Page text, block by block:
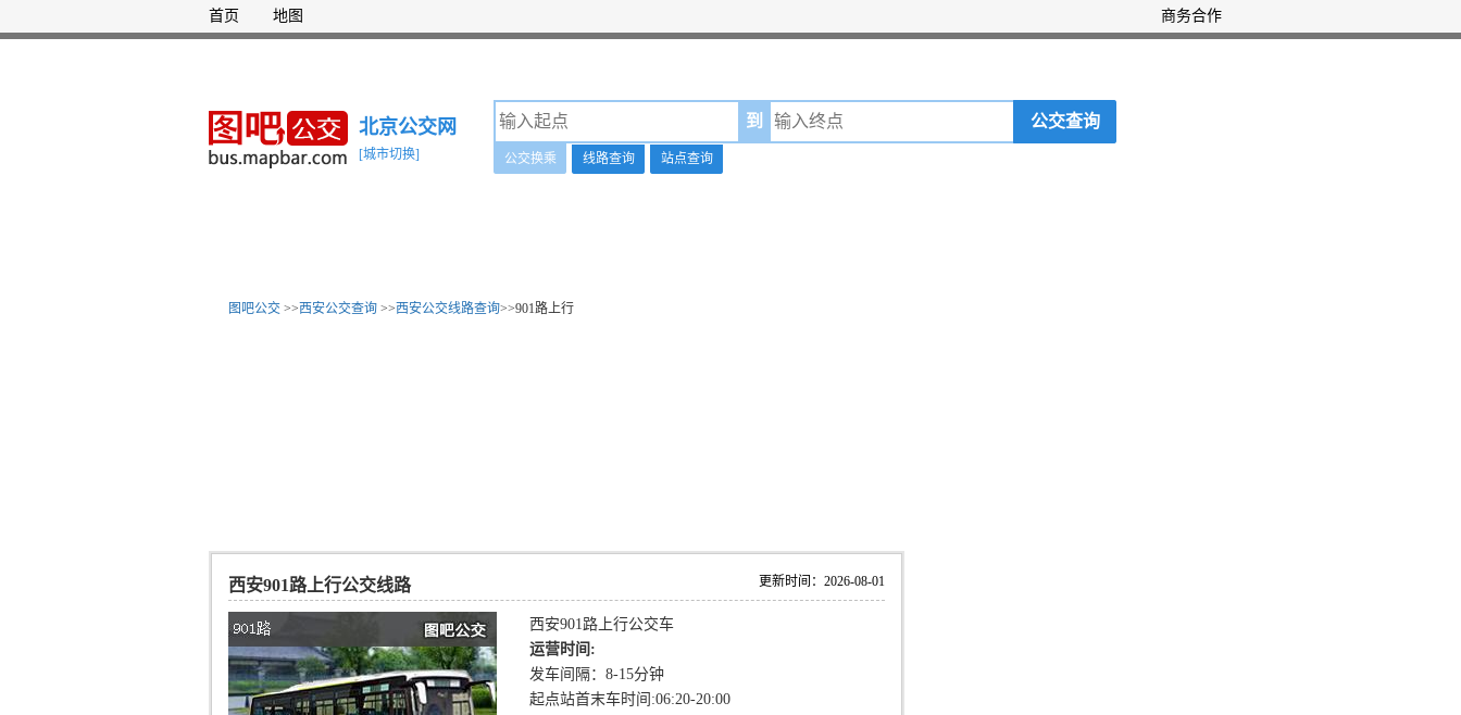
首页 地图 商务合作
北京公交网
[城市切换]
到 公交查询
公交换乘 线路查询 站点查询
图吧公交 >>西安公交查询 >>西安公交线路查询>>901路上行
更新时间：2026-08-01
西安901路上行公交线路
西安901路上行公交车
运营时间:
发车间隔：8-15分钟
起点站首末车时间:06:20-20:00